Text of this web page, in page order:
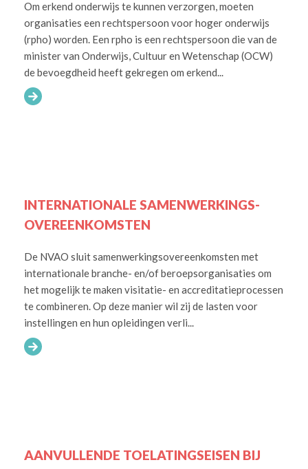
Om erkend onderwijs te kunnen verzorgen, moeten
organisaties een rechtspersoon voor hoger onderwijs
(rpho) worden. Een rpho is een rechtspersoon die van de
minister van Onderwijs, Cultuur en Wetenschap (OCW)
de bevoegdheid heeft gekregen om erkend...
INTERNATIONALE SAMENWERKINGS-
OVEREENKOMSTEN
De NVAO sluit samenwerkingsovereenkomsten met
internationale branche- en/of beroepsorganisaties om
het mogelijk te maken visitatie- en accreditatieprocessen
te combineren. Op deze manier wil zij de lasten voor
instellingen en hun opleidingen verli...
AANVULLENDE TOELATINGSEISEN BIJ